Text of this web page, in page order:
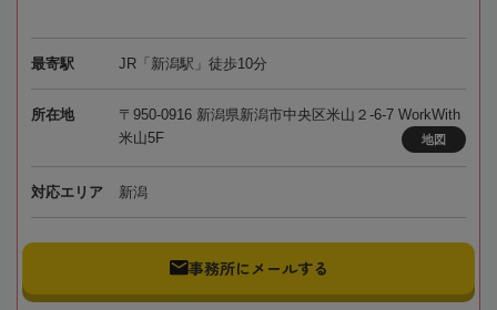
最寄駅 JR「新潟駅」徒歩10分
所在地
〒950-0916 新潟県新潟市中央区米山２-6-7 WorkWith
米山5F
地図
対応エリア 新潟
事務所にメールする